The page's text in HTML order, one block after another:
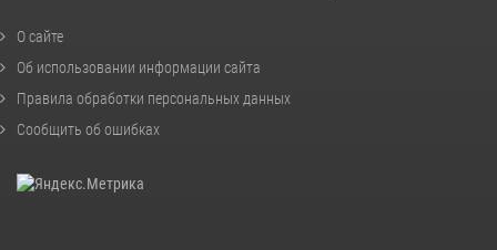
О сайте
Об использовании информации сайта
Правила обработки персональных данных
Сообщить об ошибках